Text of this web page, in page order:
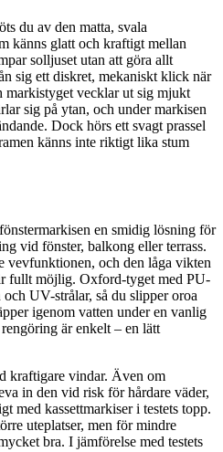
du av den matta, svala
känns glatt och kraftigt mellan
solljuset utan att göra allt
sig ett diskret, mekaniskt klick när
vecklar ut sig mjukt
sig på ytan, och under markisen
Dock hörs ett svagt prassel
känns inte riktigt lika stum
en smidig lösning för
vid fönster, balkong eller terrass.
vevfunktionen, och den låga vikten
fullt möjlig. Oxford-tyget med PU-
UV-strålar, så du slipper oroa
igenom vatten under en vanlig
är enkelt – en lätt
kraftigare vindar. Även om
in den vid risk för hårdare väder,
med kassettmarkiser i testets topp.
uteplatser, men för mindre
bra. I jämförelse med testets